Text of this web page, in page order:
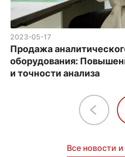
2023-05-17
Продажа
оборудования:
и точности анализа
Все новости